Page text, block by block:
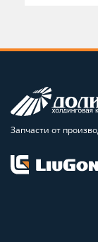
Запчасти от